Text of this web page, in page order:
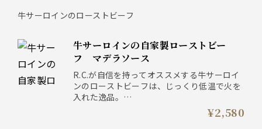
牛サーロインのローストビーフ
牛サーロインの自家製ローストビー
フ マデラソース
R.C.が自信を持ってオススメする牛サーロイ
ンのローストビーフは、じっくり低温で火を
入れた逸品。
オーストラリアの広大な大地で大麦を中心と
した穀物肥料を食べ、厳選されたアンガスの
¥2,580